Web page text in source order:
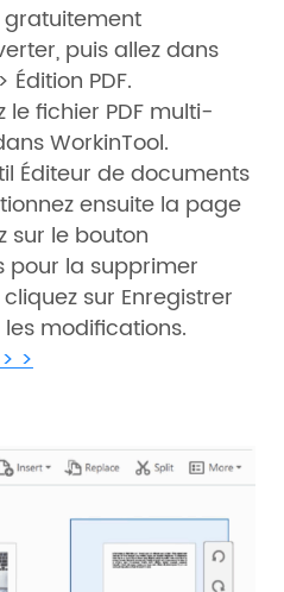
gratuitement
puis allez dans
PDF.
le fichier PDF multi-
WorkinTool.
Éditeur de documents
ensuite la page
sur le bouton
pour la supprimer
sur Enregistrer
modifications.
>